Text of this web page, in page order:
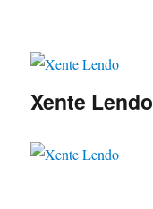
Xente Lendo